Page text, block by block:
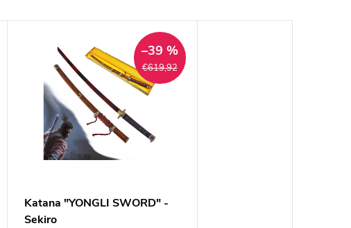
€619,92
–39 %
Katana "YONGLI SWORD" -
Sekiro